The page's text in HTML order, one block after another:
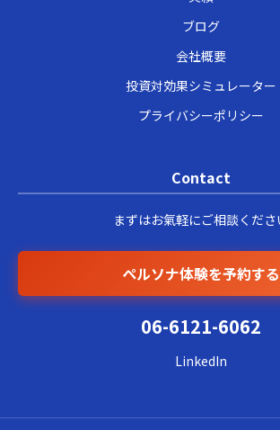
ブログ
会社概要
投資対効果シミュレーター
プライバシーポリシー
Contact
まずはお氣軽にご相談くださ
ペルソナ体験を予約する
06-6121-6062
LinkedIn